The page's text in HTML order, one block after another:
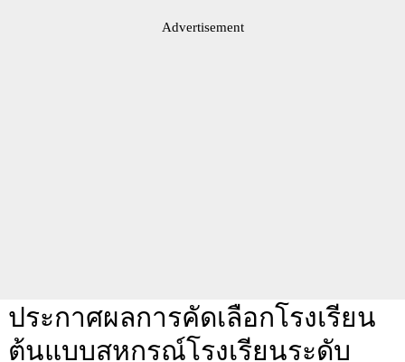
Advertisement
ประกาศผลการคัดเลือกโรงเรียน
ต้นแบบสหกรณ์โรงเรียนระดับ